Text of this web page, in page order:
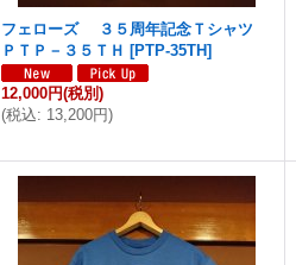
フェローズ ３５周年記念Ｔシャツ
ＰＴＰ－３５ＴＨ [PTP-35TH]
12,000円(税別)
(税込: 13,200円)